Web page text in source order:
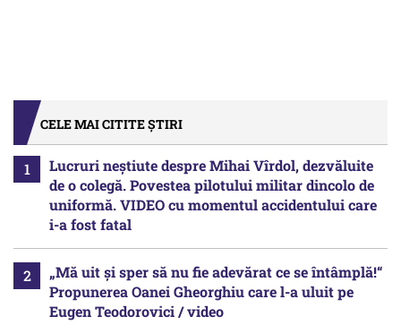
CELE MAI CITITE ȘTIRI
Lucruri neștiute despre Mihai Vîrdol, dezvăluite
de o colegă. Povestea pilotului militar dincolo de
uniformă. VIDEO cu momentul accidentului care
i-a fost fatal
„Mă uit și sper să nu fie adevărat ce se întâmplă!“
Propunerea Oanei Gheorghiu care l-a uluit pe
Eugen Teodorovici / video